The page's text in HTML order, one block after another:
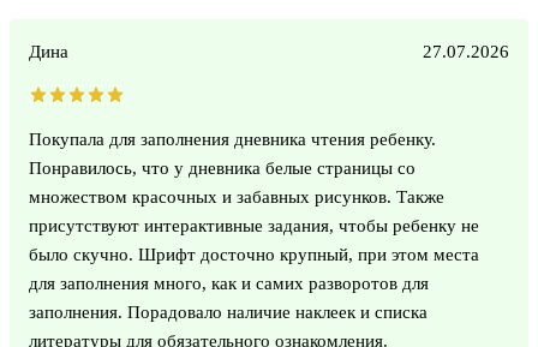
Дина 27.07.2026
Покупала для заполнения дневника чтения ребенку.
Понравилось, что у дневника белые страницы со
множеством красочных и забавных рисунков. Также
присутствуют интерактивные задания, чтобы ребенку не
было скучно. Шрифт досточно крупный, при этом места
для заполнения много, как и самих разворотов для
заполнения. Порадовало наличие наклеек и списка
литературы для обязательного ознакомления.